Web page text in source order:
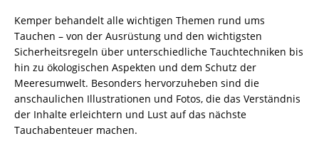
Kemper behandelt alle wichtigen Themen rund ums
Tauchen – von der Ausrüstung und den wichtigsten
Sicherheitsregeln über unterschiedliche Tauchtechniken bis
hin zu ökologischen Aspekten und dem Schutz der
Meeresumwelt. Besonders hervorzuheben sind die
anschaulichen Illustrationen und Fotos, die das Verständnis
der Inhalte erleichtern und Lust auf das nächste
Tauchabenteuer machen.